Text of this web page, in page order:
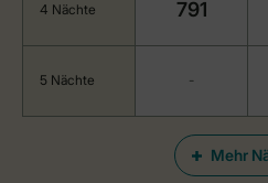
Mehr
4 Nächte 791
5 Nächte -